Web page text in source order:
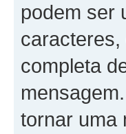
podem ser
completa
tornar uma